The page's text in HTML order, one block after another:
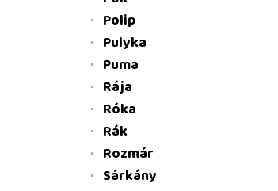
Polip
Pulyka
Puma
Rája
Róka
Rák
Rozmár
Sárkány